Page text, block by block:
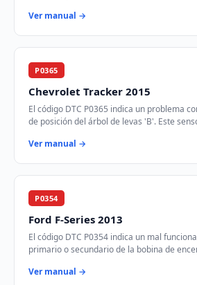
Ver manual →
P0365
Chevrolet Tracker 2015
El código DTC P0365 indica un problema
de posición del árbol de levas 'B'. Este
Ver manual →
P0354
Ford F-Series 2013
El código DTC P0354 indica un mal
primario o secundario de la bobina de
Ver manual →